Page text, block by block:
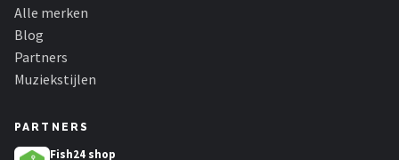
Alle merken
Blog
Partners
Muziekstijlen
PARTNERS
Fish24 shop